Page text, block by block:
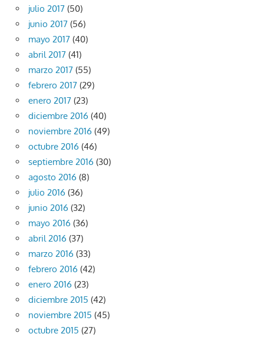
julio 2017 (50)
junio 2017 (56)
mayo 2017 (40)
abril 2017 (41)
marzo 2017 (55)
febrero 2017 (29)
enero 2017 (23)
diciembre 2016 (40)
noviembre 2016 (49)
octubre 2016 (46)
septiembre 2016 (30)
agosto 2016 (8)
julio 2016 (36)
junio 2016 (32)
mayo 2016 (36)
abril 2016 (37)
marzo 2016 (33)
febrero 2016 (42)
enero 2016 (23)
diciembre 2015 (42)
noviembre 2015 (45)
octubre 2015 (27)